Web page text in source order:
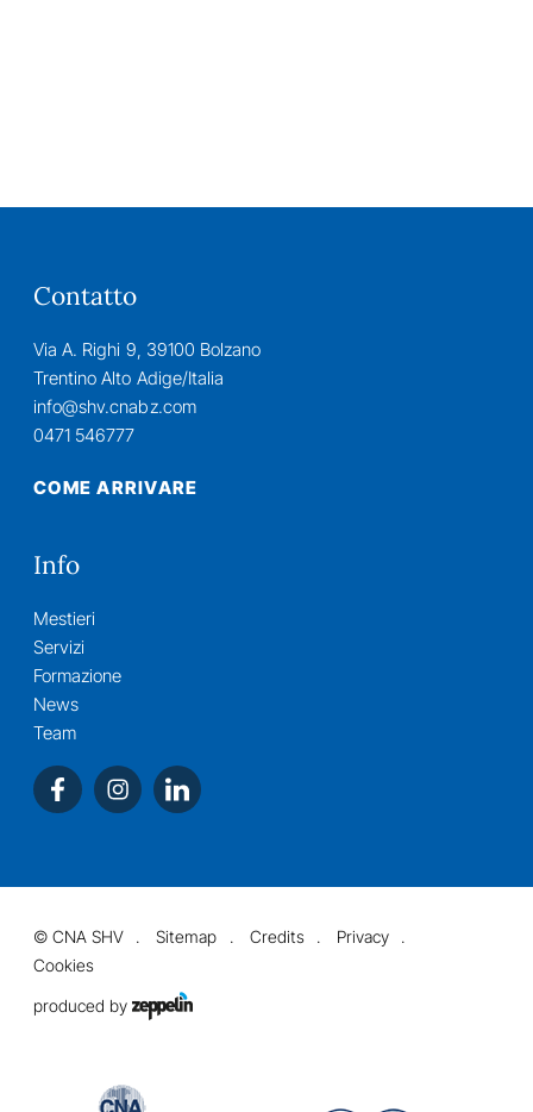
Contatto
Via A. Righi 9, 39100 Bolzano
Trentino Alto Adige/Italia
info@shv.cnabz.com
0471 546777
COME ARRIVARE
Info
Mestieri
Servizi
Formazione
News
Team
©CNA SHV Sitemap Credits
Privacy
Cookies
produced by